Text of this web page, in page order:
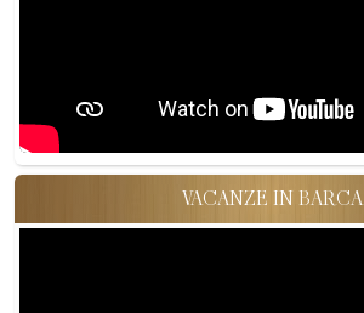
VACANZE IN BARCA